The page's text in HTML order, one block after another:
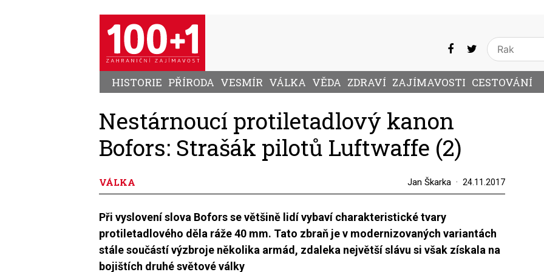
HISTORIE PŘÍRODA VESMÍR VÁLKA VĚDA ZDRAVÍ ZAJÍMAVOSTI CESTOVÁNÍ
Nestárnoucí protiletadlový kanon
Bofors: Strašák pilotů Luftwaffe (2)
VÁLKA Jan Škarka 24.11.2017
Při vyslovení slova Bofors se většině lidí vybaví charakteristické tvary
protiletadlového děla ráže 40 mm. Tato zbraň je v modernizovaných variantách
stále součástí výzbroje několika armád, zdaleka největší slávu si však získala na
bojištích druhé světové války